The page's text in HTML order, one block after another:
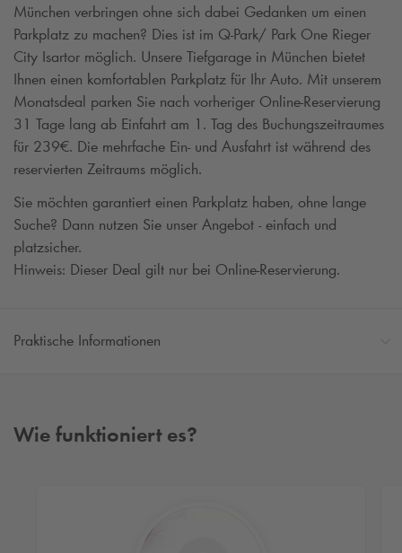
München verbringen ohne sich dabei Gedanken um einen
Parkplatz zu machen? Dies ist im Q-Park/ Park One Rieger
City Isartor möglich. Unsere Tiefgarage in München bietet
Ihnen einen komfortablen Parkplatz für Ihr Auto. Mit unserem
Monatsdeal parken Sie nach vorheriger Online-Reservierung
31 Tage lang ab Einfahrt am 1. Tag des Buchungszeitraumes
für 239€. Die mehrfache Ein- und Ausfahrt ist während des
reservierten Zeitraums möglich.
Sie möchten garantiert einen Parkplatz haben, ohne lange
Suche? Dann nutzen Sie unser Angebot - einfach und
platzsicher.
Hinweis: Dieser Deal gilt nur bei Online-Reservierung.
Praktische Informationen
Wie funktioniert es?